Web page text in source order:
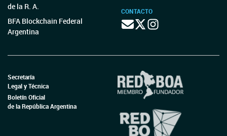
de la R. A.
BFA Blockchain Federal
Argentina
CONTACTO
Secretaría
Legal y Técnica
Boletín Oficial
de la República Argentina